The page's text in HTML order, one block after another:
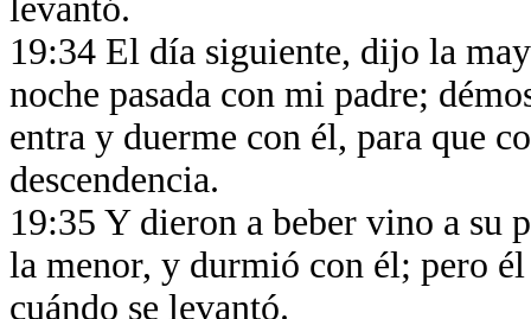
levantó.
19:34 El día siguiente, dijo la
noche pasada con mi padre;
entra y duerme con él, para que
descendencia.
19:35 Y dieron a beber vino a su
la menor, y durmió con él; pero
cuándo se levantó.